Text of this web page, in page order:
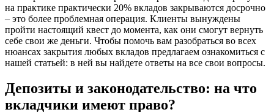
на практике практически 20% вкладов закрываются досрочно
– это более проблемная операция. Клиенты вынуждены
пройти настоящий квест до момента, как они смогут вернуть
себе свои же деньги. Чтобы помочь вам разобраться во всех
нюансах закрытия любых вкладов предлагаем ознакомиться с
нашей статьей: в ней вы найдете ответы на все свои вопросы.
Депозиты и законодательство: на что
вкладчики имеют право?